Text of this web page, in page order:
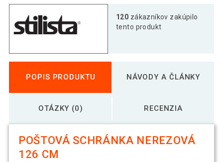
120 zákazníkov zakúpilo
tento produkt
POPIS PRODUKTU NÁVODY A ČLÁNKY
OTÁZKY (0) RECENZIA
POŠTOVÁ SCHRÁNKA NEREZOVÁ
126 CM